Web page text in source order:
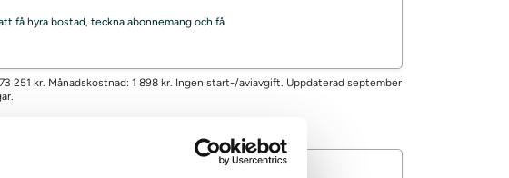
få hyra bostad, teckna abonnemang och få
251 kr. Månadskostnad: 1 898 kr. Ingen start-/aviavgift. Uppdaterad september